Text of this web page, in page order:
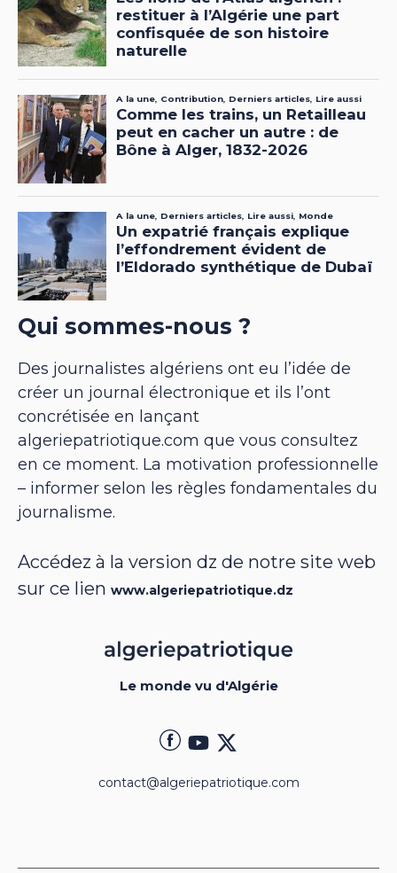
Qui sommes-nous ?
Des journalistes algériens ont eu l’idée de
créer un journal électronique et ils l’ont
concrétisée en lançant
algeriepatriotique.com que vous consultez
en ce moment. La motivation professionnelle
– informer selon les règles fondamentales du
journalisme.
Accédez à la version dz de notre site web
sur ce lien www.algeriepatriotique.dz
Le monde vu d'Algérie
contact@algeriepatriotique.com